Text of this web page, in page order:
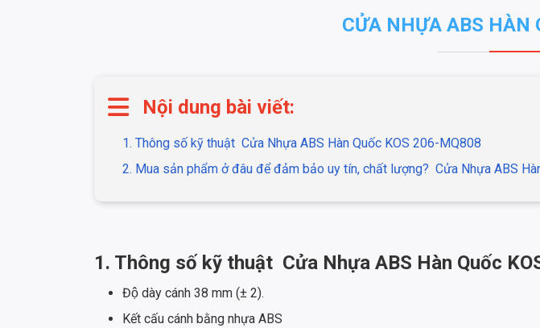
CỬA NHỰA ABS HÀN
Nội dung bài viết:
1. Thông số kỹ thuật Cửa Nhựa ABS Hàn Quốc KOS 206-MQ808
2. Mua sản phẩm ở đâu để đảm bảo uy tín, chất lượng? Cửa Nhựa ABS
1. Thông số kỹ thuật Cửa Nhựa ABS Hàn Quốc
Độ dày cánh 38 mm (± 2).
Kết cấu cánh bằng nhựa ABS